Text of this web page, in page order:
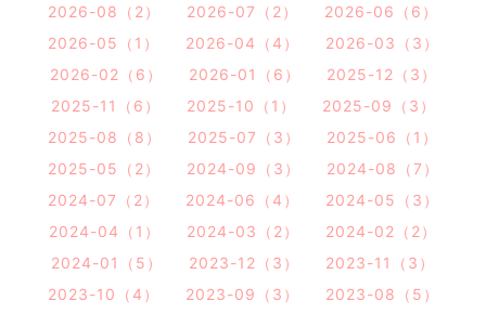
2026-08（2） 2026-07（2）
2026-06（6）
2026-05（1）
2026-04（4）
2026-03（3）
2026-02（6）
2026-01（6）
2025-12（3）
2025-11（6）
2025-10（1）
2025-09（3）
2025-08（8）
2025-07（3）
2025-06（1）
2025-05（2）
2024-09（3）
2024-08（7）
2024-07（2）
2024-06（4）
2024-05（3）
2024-04（1）
2024-03（2）
2024-02（2）
2024-01（5）
2023-12（3）
2023-11（3）
2023-10（4）
2023-09（3）
2023-08（5）